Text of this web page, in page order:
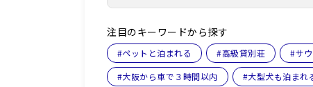
注目のキーワードから探す
#ペットと泊まれる #高級貸別荘 #サ
#大阪から車で３時間以内 #大型犬も泊まれ